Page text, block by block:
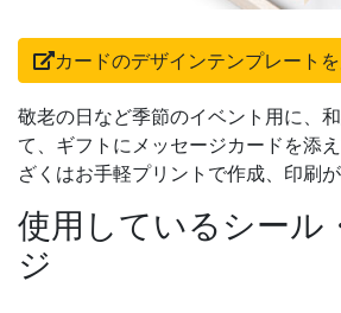
カードのデザインテンプレート
敬老の日など季節のイベント用に、
て、ギフトにメッセージカードを添
ざくはお手軽プリントで作成、印刷が
使用しているシール
ジ